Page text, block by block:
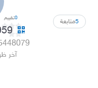
5متابعة 0تقييم
آخر